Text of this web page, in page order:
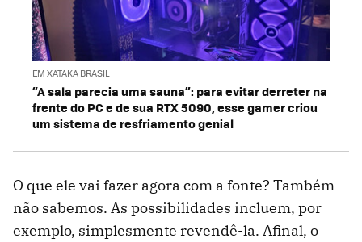
EM XATAKA BRASIL
“A sala parecia uma sauna”: para evitar derreter na
frente do PC e de sua RTX 5090, esse gamer criou
um sistema de resfriamento genial
O que ele vai fazer agora com a fonte? Também
não sabemos. As possibilidades incluem, por
exemplo, simplesmente revendê-la. Afinal, o